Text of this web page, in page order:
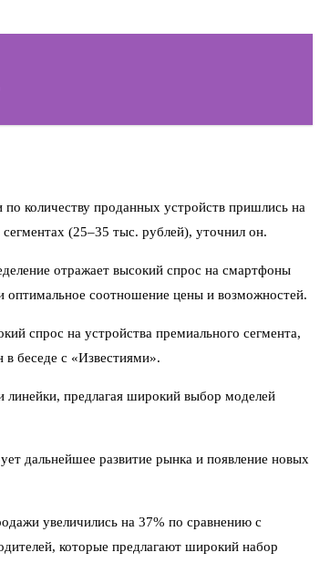
количеству проданных устройств пришлись на
(25–35 тыс. рублей), уточнил он.
отражает высокий спрос на смартфоны
оптимальное соотношение цены и возможностей.
спрос на устройства премиального сегмента,
беседе с «Известиями».
линейки, предлагая широкий выбор моделей
дальнейшее развитие рынка и появление новых
увеличились на 37% по сравнению с
которые предлагают широкий набор